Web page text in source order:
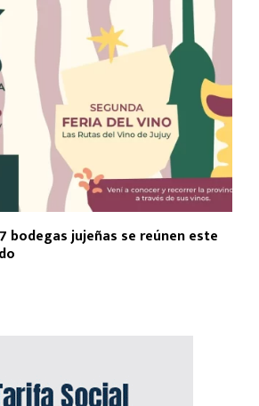
bodegas jujeñas se reúnen este